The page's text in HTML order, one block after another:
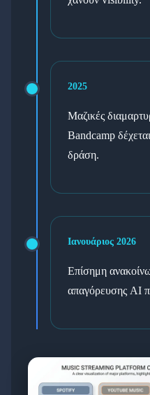
2025
Μαζικές
Bandcamp
δράση.
Ιανουάριος 2026
Επίσημη
απαγόρευσης AI